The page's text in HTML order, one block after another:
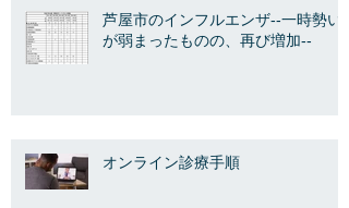
芦屋市のインフルエンザ--一時勢い
が弱まったものの、再び増加--
オンライン診療手順